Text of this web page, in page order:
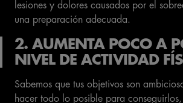
lesiones y dolores causados por el
una preparación adecuada.
2. AUMENTA POCO A
NIVEL DE ACTIVIDAD
Sabemos que tus objetivos son
hacer todo lo posible para